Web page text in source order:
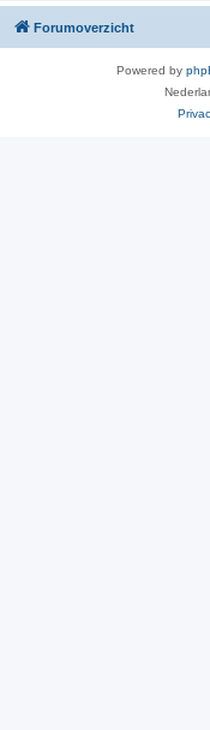
Forumoverzicht
Powered by